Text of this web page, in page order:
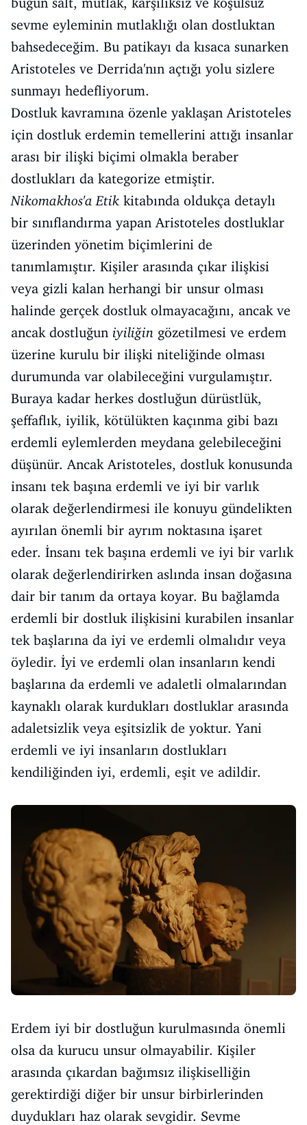
sevme eyleminin mutlaklığı olan dostluktan
bahsedeceğim. Bu patikayı da kısaca sunarken
Aristoteles ve Derrida'nın açtığı yolu sizlere
sunmayı hedefliyorum.
Dostluk kavramına özenle yaklaşan Aristoteles
için dostluk erdemin temellerini attığı insanlar
arası bir ilişki biçimi olmakla beraber
dostlukları da kategorize etmiştir.
Nikomakhos'a Etik kitabında oldukça detaylı
bir sınıflandırma yapan Aristoteles dostluklar
üzerinden yönetim biçimlerini de
tanımlamıştır. Kişiler arasında çıkar ilişkisi
veya gizli kalan herhangi bir unsur olması
halinde gerçek dostluk olmayacağını, ancak ve
ancak dostluğun iyiliğin gözetilmesi ve erdem
üzerine kurulu bir ilişki niteliğinde olması
durumunda var olabileceğini vurgulamıştır.
Buraya kadar herkes dostluğun dürüstlük,
şeffaflık, iyilik, kötülükten kaçınma gibi bazı
erdemli eylemlerden meydana gelebileceğini
düşünür. Ancak Aristoteles, dostluk konusunda
insanı tek başına erdemli ve iyi bir varlık
olarak değerlendirmesi ile konuyu gündelikten
ayırılan önemli bir ayrım noktasına işaret
eder. İnsanı tek başına erdemli ve iyi bir varlık
olarak değerlendirirken aslında insan doğasına
dair bir tanım da ortaya koyar. Bu bağlamda
erdemli bir dostluk ilişkisini kurabilen insanlar
tek başlarına da iyi ve erdemli olmalıdır veya
öyledir. İyi ve erdemli olan insanların kendi
başlarına da erdemli ve adaletli olmalarından
kaynaklı olarak kurdukları dostluklar arasında
adaletsizlik veya eşitsizlik de yoktur. Yani
erdemli ve iyi insanların dostlukları
kendiliğinden iyi, erdemli, eşit ve adildir.
Erdem iyi bir dostluğun kurulmasında önemli
olsa da kurucu unsur olmayabilir. Kişiler
arasında çıkardan bağımsız ilişkiselliğin
gerektirdiği diğer bir unsur birbirlerinden
duydukları haz olarak sevgidir. Sevme